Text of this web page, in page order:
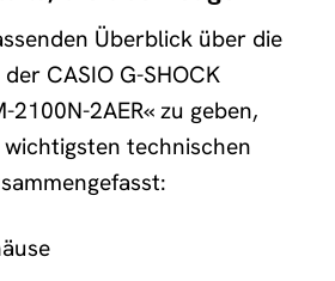
Überblick über die
CASIO G-SHOCK
2100N-2AER« zu geben,
technischen